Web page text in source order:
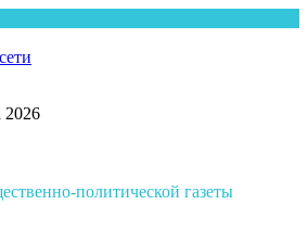
2026
политической газеты